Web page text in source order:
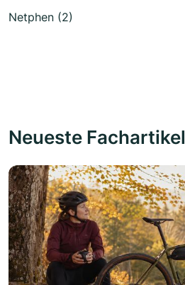
Netphen (2)
Neueste Fachartikel